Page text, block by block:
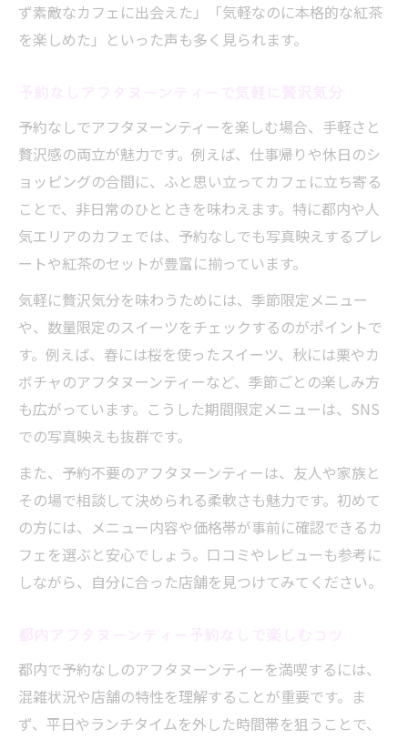
ず素敵なカフェに出会えた」「気軽なのに本格的な紅茶
を楽しめた」といった声も多く見られます。
予約なしでアフタヌーンティーを楽しむ場合、手軽さと
贅沢感の両立が魅力です。例えば、仕事帰りや休日のシ
ョッピングの合間に、ふと思い立ってカフェに立ち寄る
ことで、非日常のひとときを味わえます。特に都内や人
気エリアのカフェでは、予約なしでも写真映えするプレ
ートや紅茶のセットが豊富に揃っています。
気軽に贅沢気分を味わうためには、季節限定メニュー
や、数量限定のスイーツをチェックするのがポイントで
す。例えば、春には桜を使ったスイーツ、秋には栗やカ
ボチャのアフタヌーンティーなど、季節ごとの楽しみ方
も広がっています。こうした期間限定メニューは、SNS
での写真映えも抜群です。
また、予約不要のアフタヌーンティーは、友人や家族と
その場で相談して決められる柔軟さも魅力です。初めて
の方には、メニュー内容や価格帯が事前に確認できるカ
フェを選ぶと安心でしょう。口コミやレビューも参考に
しながら、自分に合った店舗を見つけてみてください。
都内で予約なしのアフタヌーンティーを満喫するには、
混雑状況や店舗の特性を理解することが重要です。ま
ず、平日やランチタイムを外した時間帯を狙うことで、